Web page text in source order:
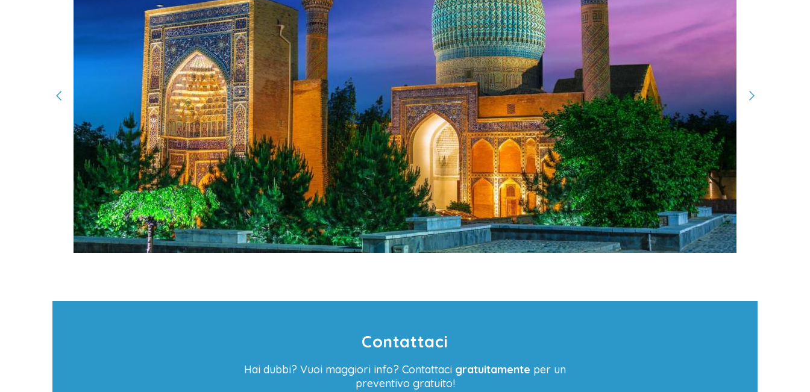
Contattaci
Hai dubbi? Vuoi maggiori info? Contattaci gratuitamente per un
preventivo gratuito!